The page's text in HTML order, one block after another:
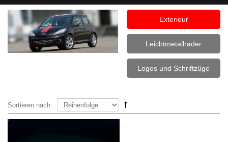
Exterieur
Leichtmetallräder
Logos und Schriftzüge
Sortieren nach: